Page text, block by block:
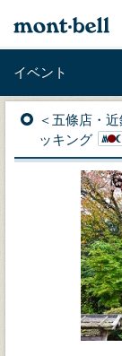
イベント
＜五條店・
ッキング